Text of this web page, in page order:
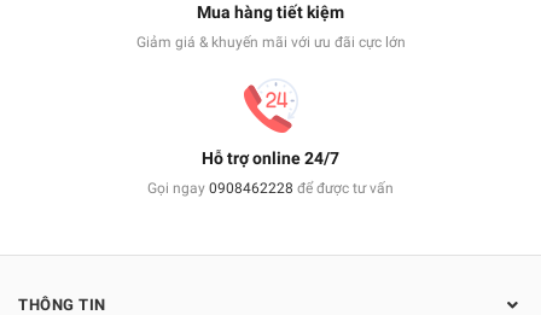
Mua hàng tiết kiệm
Giảm giá & khuyến mãi với ưu đãi cực lớn
Hỗ trợ online 24/7
Gọi ngay 0908462228 để được tư vấn
THÔNG TIN